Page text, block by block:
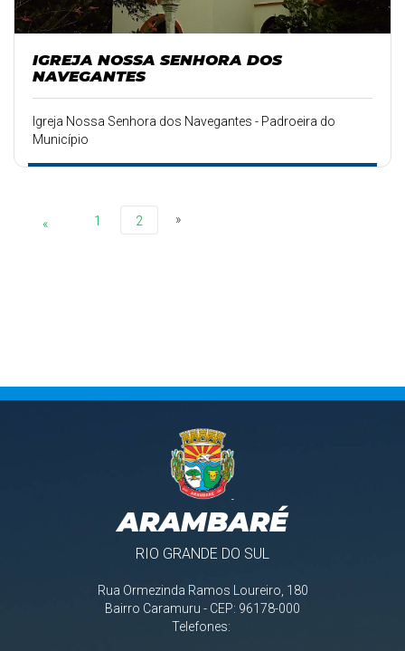
IGREJA NOSSA SENHORA DOS
NAVEGANTES
Igreja Nossa Senhora dos Navegantes - Padroeira do
Município
« 1 2 »
ARAMBARÉ
RIO GRANDE DO SUL
Rua Ormezinda Ramos Loureiro, 180
Bairro Caramuru - CEP: 96178-000
Telefones: